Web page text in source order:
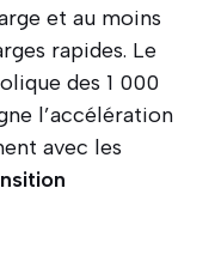
et au moins
rapides. Le
des 1 000
l’accélération
avec les